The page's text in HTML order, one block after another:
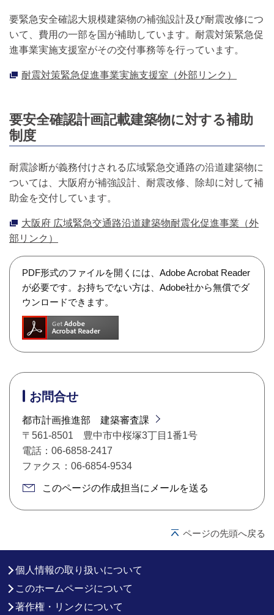
要緊急安全確認大規模建築物の補強設計及び耐震改修につ
いて、費用の一部を国が補助しています。耐震対策緊急促
進事業実施支援室がその交付事務等を行っています。
耐震対策緊急促進事業実施支援室（外部リンク）
要安全確認計画記載建築物に対する補助
制度
耐震診断が義務付けされる広域緊急交通路の沿道建築物に
ついては、大阪府が補強設計、耐震改修、除却に対して補
助金を交付しています。
大阪府 広域緊急交通路沿道建築物耐震化促進事業（外
部リンク）
PDF形式のファイルを開くには、Adobe Acrobat Reader
が必要です。お持ちでない方は、Adobe社から無償でダ
ウンロードできます。
お問合せ
都市計画推進部 建築審査課
〒561-8501 豊中市中桜塚3丁目1番1号
電話：06-6858-2417
ファクス：06-6854-9534
このページの作成担当にメールを送る
ページの先頭へ戻る
個人情報の取り扱いについて
このホームページについて
著作権・リンクについて